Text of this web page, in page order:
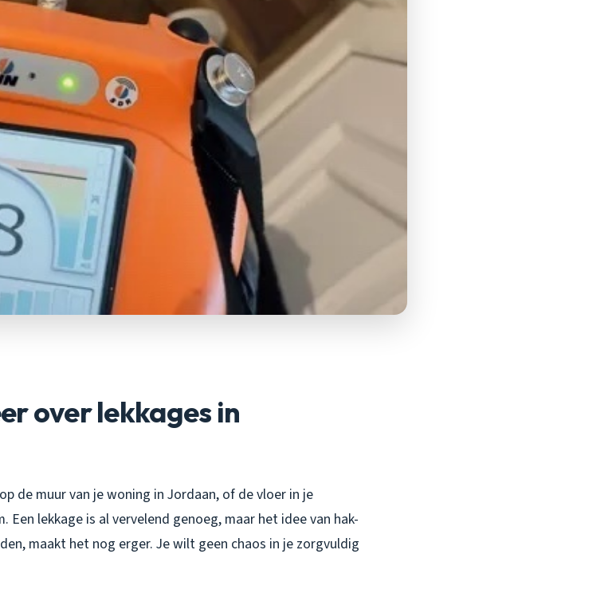
over lekkages in
de muur van je woning in Jordaan, of de vloer in je
Een lekkage is al vervelend genoeg, maar het idee van hak-
maakt het nog erger. Je wilt geen chaos in je zorgvuldig